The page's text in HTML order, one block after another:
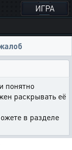
ИГРА
понятно
раскрывать её
в разделе